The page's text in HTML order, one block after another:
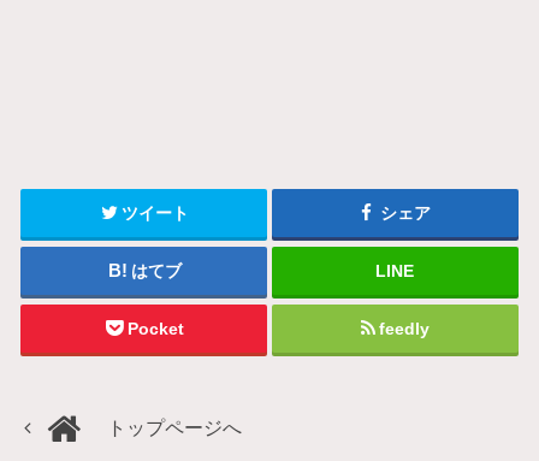
ツイート シェア
はてブ LINE
Pocket feedly
トップページへ